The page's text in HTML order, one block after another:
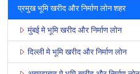
प्रमुख भूमि खरीद और निर्माण लोन शहर
मुंबई मे भूमि खरीद और निर्माण लोन
दिल्ली मे भूमि खरीद और निर्माण लोन